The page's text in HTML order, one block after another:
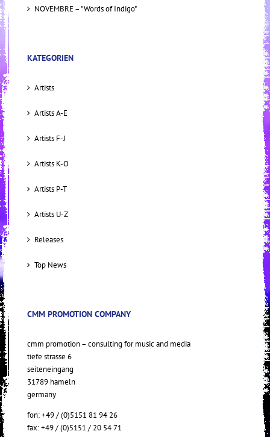
NOVEMBRE – "Words of Indigo"
KATEGORIEN
Artists
Artists A-E
Artists F-J
Artists K-O
Artists P-T
Artists U-Z
Releases
Top News
CMM PROMOTION COMPANY
cmm promotion – consulting for music and media
tiefe strasse 6
seiteneingang
31789 hameln
germany
fon: +49 / (0)5151 81 94 26
fax: +49 / (0)5151 / 20 54 71